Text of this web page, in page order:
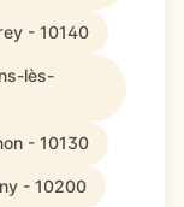
- 10140
lès-
- 10130
- 10200